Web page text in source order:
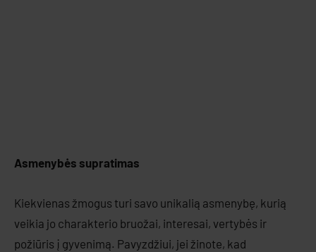
Asmenybės supratimas
Kiekvienas žmogus turi savo unikalią asmenybę, kurią
veikia jo charakterio bruožai, interesai, vertybės ir
požiūris į gyvenimą. Pavyzdžiui, jei žinote, kad